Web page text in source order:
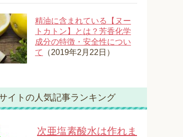
精油に含まれている【ヌー
トカトン】とは？芳香化学
成分の特徴・安全性につい
て
（2019年2月22日）
イトの人気記事ランキング
次亜塩素酸水は作れま